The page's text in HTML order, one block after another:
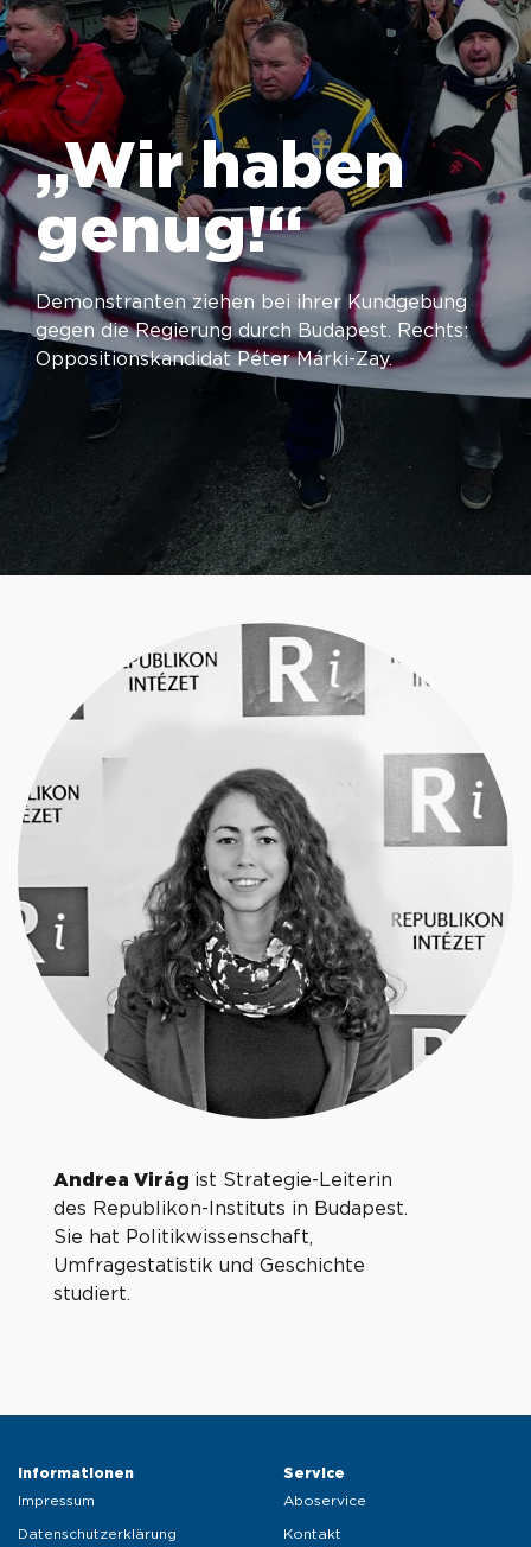
„Wir haben
genug!“
Demonstranten ziehen bei ihrer Kundgebung
gegen die Regierung durch Budapest. Rechts:
Oppositionskandidat Péter Márki-Zay.
Andrea Virág ist Strategie-Leiterin
des Republikon-Instituts in Budapest.
Sie hat Politikwissenschaft,
Umfragestatistik und Geschichte
studiert.
Informationen
Impressum
Datenschutzerklärung
Service
Aboservice
Kontakt